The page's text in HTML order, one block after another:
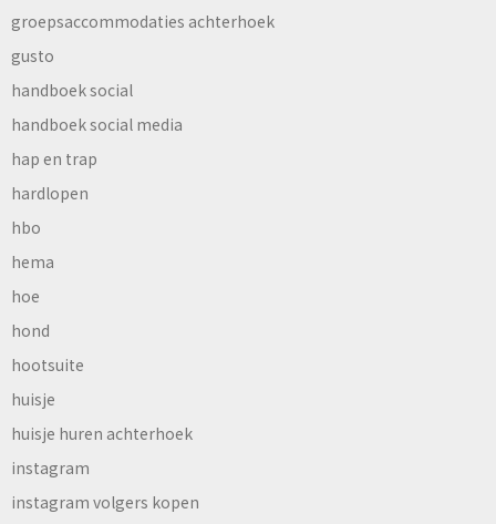
groepsaccommodaties achterhoek
gusto
handboek social
handboek social media
hap en trap
hardlopen
hbo
hema
hoe
hond
hootsuite
huisje
huisje huren achterhoek
instagram
instagram volgers kopen